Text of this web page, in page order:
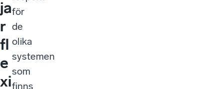
ja
r
fl
e
xi
för
de
olika
systemen
som
finns